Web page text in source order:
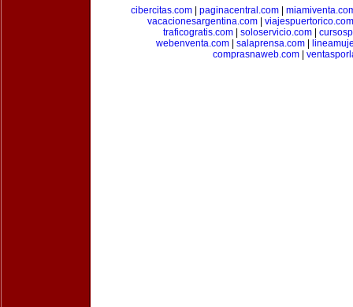
cibercitas.com
paginacentral.com
vacacionesargentina.com
viajespuertorico.com
traficogratis.com| soloservicio.com|
webenventa.com
salaprensa.com
comprasnaweb.com